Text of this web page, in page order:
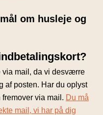
om husleje og
mail, da vi desværre
af posten. Har du oplyst
via mail. Du må
mail, vi har på dig